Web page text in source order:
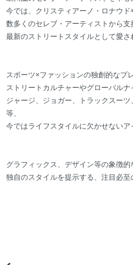
今では、クリスティアーノ・ロナウド
数多くのセレブ・アーティストから支
最新のストリートスタイルとして愛さ
スポーツ×ファッションの独創的なプ
ストリートカルチャーやグローバルナ
ジャージ、ジョガー、トラックスー
等、
今ではライフスタイルに欠かせないア
グラフィックス、デザイン等の象徴的
独自のスタイルを提示する、注目必至